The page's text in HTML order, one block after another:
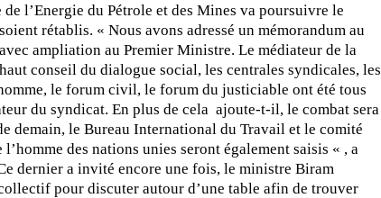
l’Energie du Pétrole et des Mines va poursuivre le
rétablis. « Nous avons adressé un mémorandum au
ampliation au Premier Ministre. Le médiateur de la
conseil du dialogue social, les centrales syndicales, les
le forum civil, le forum du justiciable ont été tous
du syndicat. En plus de cela ajoute-t-il, le combat sera
demain, le Bureau International du Travail et le comité
des nations unies seront également saisis « , a
dernier a invité encore une fois, le ministre Biram
pour discuter autour d’une table afin de trouver